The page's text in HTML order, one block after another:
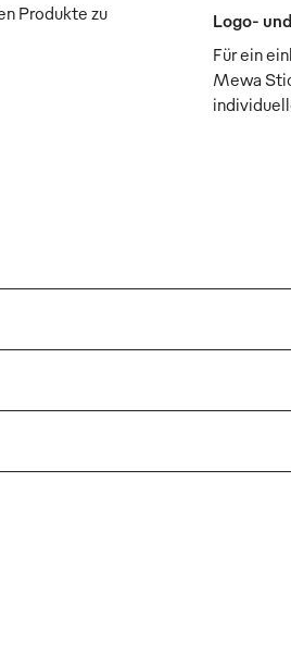
Produkte zu
Logo-
Für ein
Mewa